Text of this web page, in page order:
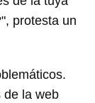
protesta un
de la web